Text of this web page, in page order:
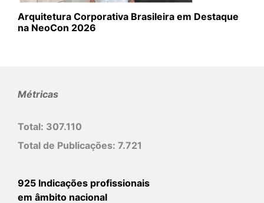
Arquitetura Corporativa Brasileira em Destaque
na NeoCon 2026
Métricas
Total: 307.110
Total de Publicações: 7.721
925 Indicações profissionais
em âmbito nacional